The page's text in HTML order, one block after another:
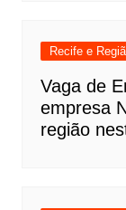
Recife e
Vaga de
empresa
região